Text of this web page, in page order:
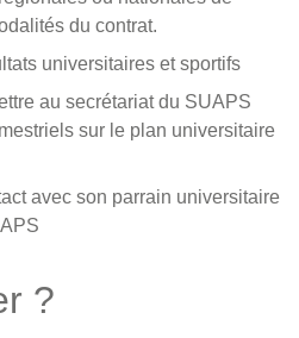
du contrat.
universitaires et sportifs
au secrétariat du SUAPS
sur le plan universitaire
avec son parrain universitaire
?